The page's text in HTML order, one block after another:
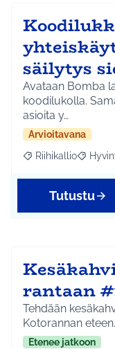
säilytys
Avataan Bomba
koodilukolla.
asioita y…
Arvioitavana
Rajaa tulokset
Riihikallio Rajaa
Tutustu
rantaan
Tehdään
Kotorannan
Etenee jatkoon